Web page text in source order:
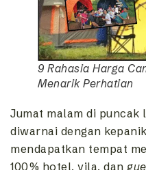
9 Rahasia Harga
Menarik Perhatian
Jumat malam di puncak
diwarnai dengan
mendapatkan tempat
100% hotel, vila, dan